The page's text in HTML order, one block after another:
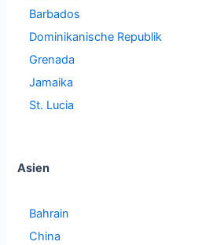
Barbados
Dominikanische Republik
Grenada
Jamaika
St. Lucia
Asien
Bahrain
China